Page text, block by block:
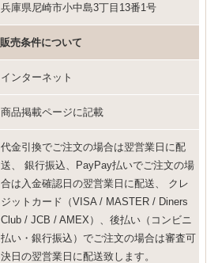
兵庫県尼崎市小中島3丁目13番1号
販売条件について
インターネット
商品掲載ページに記載
代金引換でご注文の場合は翌営業日に配
送、 銀行振込、PayPay払いでご注文の場
合は入金確認日の翌営業日に配送、 クレ
ジットカード（VISA / MASTER / Diners
Club / JCB / AMEX）、後払い（コンビニ
払い・銀行振込）でご注文の場合は審査可
決日の翌営業日に配送致します。